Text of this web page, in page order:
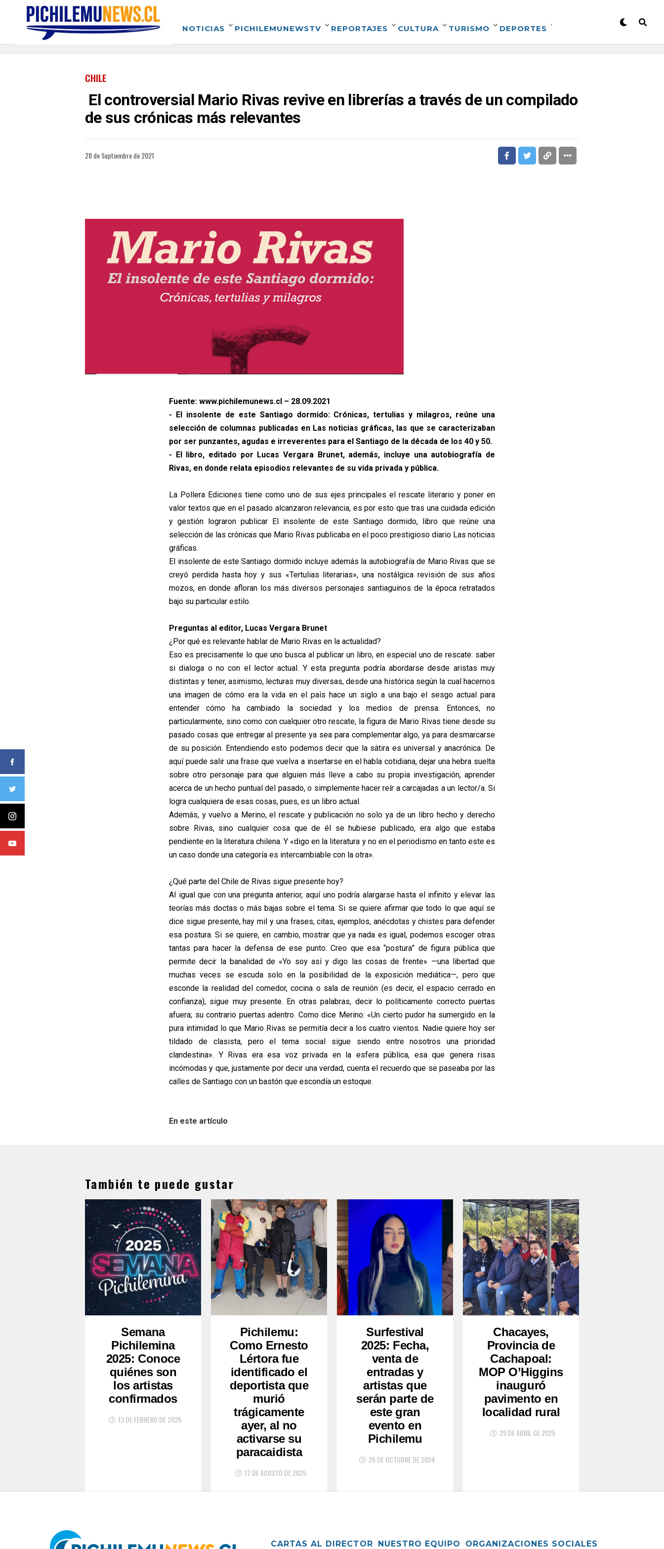
NOTICIAS PICHILEMUNEWSTV REPORTAJES CULTURA TURISMO DEPORTES
CHILE
El controversial Mario Rivas revive en librerías a través de un compilado
de sus crónicas más relevantes
28 de Septiembre de 2021
Fuente: www.pichilemunews.cl – 28.09.2021
- El insolente de este Santiago dormido: Crónicas, tertulias y milagros, reúne una
selección de columnas publicadas en Las noticias gráficas, las que se caracterizaban
por ser punzantes, agudas e irreverentes para el Santiago de la década de los 40 y 50.
- El libro, editado por Lucas Vergara Brunet, además, incluye una autobiografía de
Rivas, en donde relata episodios relevantes de su vida privada y pública.
La Pollera Ediciones tiene como uno de sus ejes principales el rescate literario y poner en
valor textos que en el pasado alcanzaron relevancia, es por esto que tras una cuidada edición
y gestión lograron publicar El insolente de este Santiago dormido, libro que reúne una
selección de las crónicas que Mario Rivas publicaba en el poco prestigioso diario Las noticias
gráficas.
El insolente de este Santiago dormido incluye además la autobiografía de Mario Rivas que se
creyó perdida hasta hoy y sus «Tertulias literarias», una nostálgica revisión de sus años
mozos, en donde afloran los más diversos personajes santiaguinos de la época retratados
bajo su particular estilo.
Preguntas al editor, Lucas Vergara Brunet
¿Por qué es relevante hablar de Mario Rivas en la actualidad?
Eso es precisamente lo que uno busca al publicar un libro, en especial uno de rescate: saber
si dialoga o no con el lector actual. Y esta pregunta podría abordarse desde aristas muy
distintas y tener, asimismo, lecturas muy diversas, desde una histórica según la cual hacernos
una imagen de cómo era la vida en el país hace un siglo a una bajo el sesgo actual para
entender cómo ha cambiado la sociedad y los medios de prensa. Entonces, no
particularmente, sino como con cualquier otro rescate, la figura de Mario Rivas tiene desde su
pasado cosas que entregar al presente ya sea para complementar algo, ya para desmarcarse
de su posición. Entendiendo esto podemos decir que la sátira es universal y anacrónica. De
aquí puede salir una frase que vuelva a insertarse en el habla cotidiana, dejar una hebra suelta
sobre otro personaje para que alguien más lleve a cabo su propia investigación, aprender
acerca de un hecho puntual del pasado, o simplemente hacer reír a carcajadas a un lector/a. Si
logra cualquiera de esas cosas, pues, es un libro actual.
Además, y vuelvo a Merino, el rescate y publicación no solo ya de un libro hecho y derecho
sobre Rivas, sino cualquier cosa que de él se hubiese publicado, era algo que estaba
pendiente en la literatura chilena. Y «digo en la literatura y no en el periodismo en tanto este es
un caso donde una categoría es intercambiable con la otra».
¿Qué parte del Chile de Rivas sigue presente hoy?
Al igual que con una pregunta anterior, aquí uno podría alargarse hasta el infinito y elevar las
teorías más doctas o más bajas sobre el tema. Si se quiere afirmar que todo lo que aquí se
dice sigue presente, hay mil y una frases, citas, ejemplos, anécdotas y chistes para defender
esa postura. Si se quiere, en cambio, mostrar que ya nada es igual, podemos escoger otras
tantas para hacer la defensa de ese punto. Creo que esa “postura” de figura pública que
permite decir la banalidad de «Yo soy así y digo las cosas de frente» —una libertad que
muchas veces se escuda solo en la posibilidad de la exposición mediática—, pero que
esconde la realidad del comedor, cocina o sala de reunión (es decir, el espacio cerrado en
confianza), sigue muy presente. En otras palabras, decir lo políticamente correcto puertas
afuera; su contrario puertas adentro. Como dice Merino: «Un cierto pudor ha sumergido en la
pura intimidad lo que Mario Rivas se permitía decir a los cuatro vientos. Nadie quiere hoy ser
tildado de clasista, pero el tema social sigue siendo entre nosotros una prioridad
clandestina». Y Rivas era esa voz privada en la esfera pública, esa que genera risas
incómodas y que, justamente por decir una verdad, cuenta el recuerdo que se paseaba por las
calles de Santiago con un bastón que escondía un estoque.
En este artículo
También te puede gustar
Semana
Pichilemina
2025: Conoce
quiénes son
los artistas
confirmados
13 DE FEBRERO DE 2025
Pichilemu:
Como Ernesto
Lértora fue
identificado el
deportista que
murió
trágicamente
ayer, al no
activarse su
paracaidista
17 DE AGOSTO DE 2025
Surfestival
2025: Fecha,
venta de
entradas y
artistas que
serán parte de
este gran
evento en
Pichilemu
25 DE OCTUBRE DE 2024
Chacayes,
Provincia de
Cachapoal:
MOP O’Higgins
inauguró
pavimento en
localidad rural
29 DE ABRIL DE 2025
CARTAS AL DIRECTOR NUESTRO EQUIPO
ORGANIZACIONES SOCIALES